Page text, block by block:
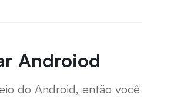
Androiod
do Android, então você